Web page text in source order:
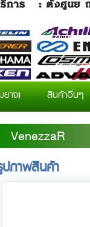
ยาง สินค้าอื่นๆ
VenezzaR
ภาพสินค้า